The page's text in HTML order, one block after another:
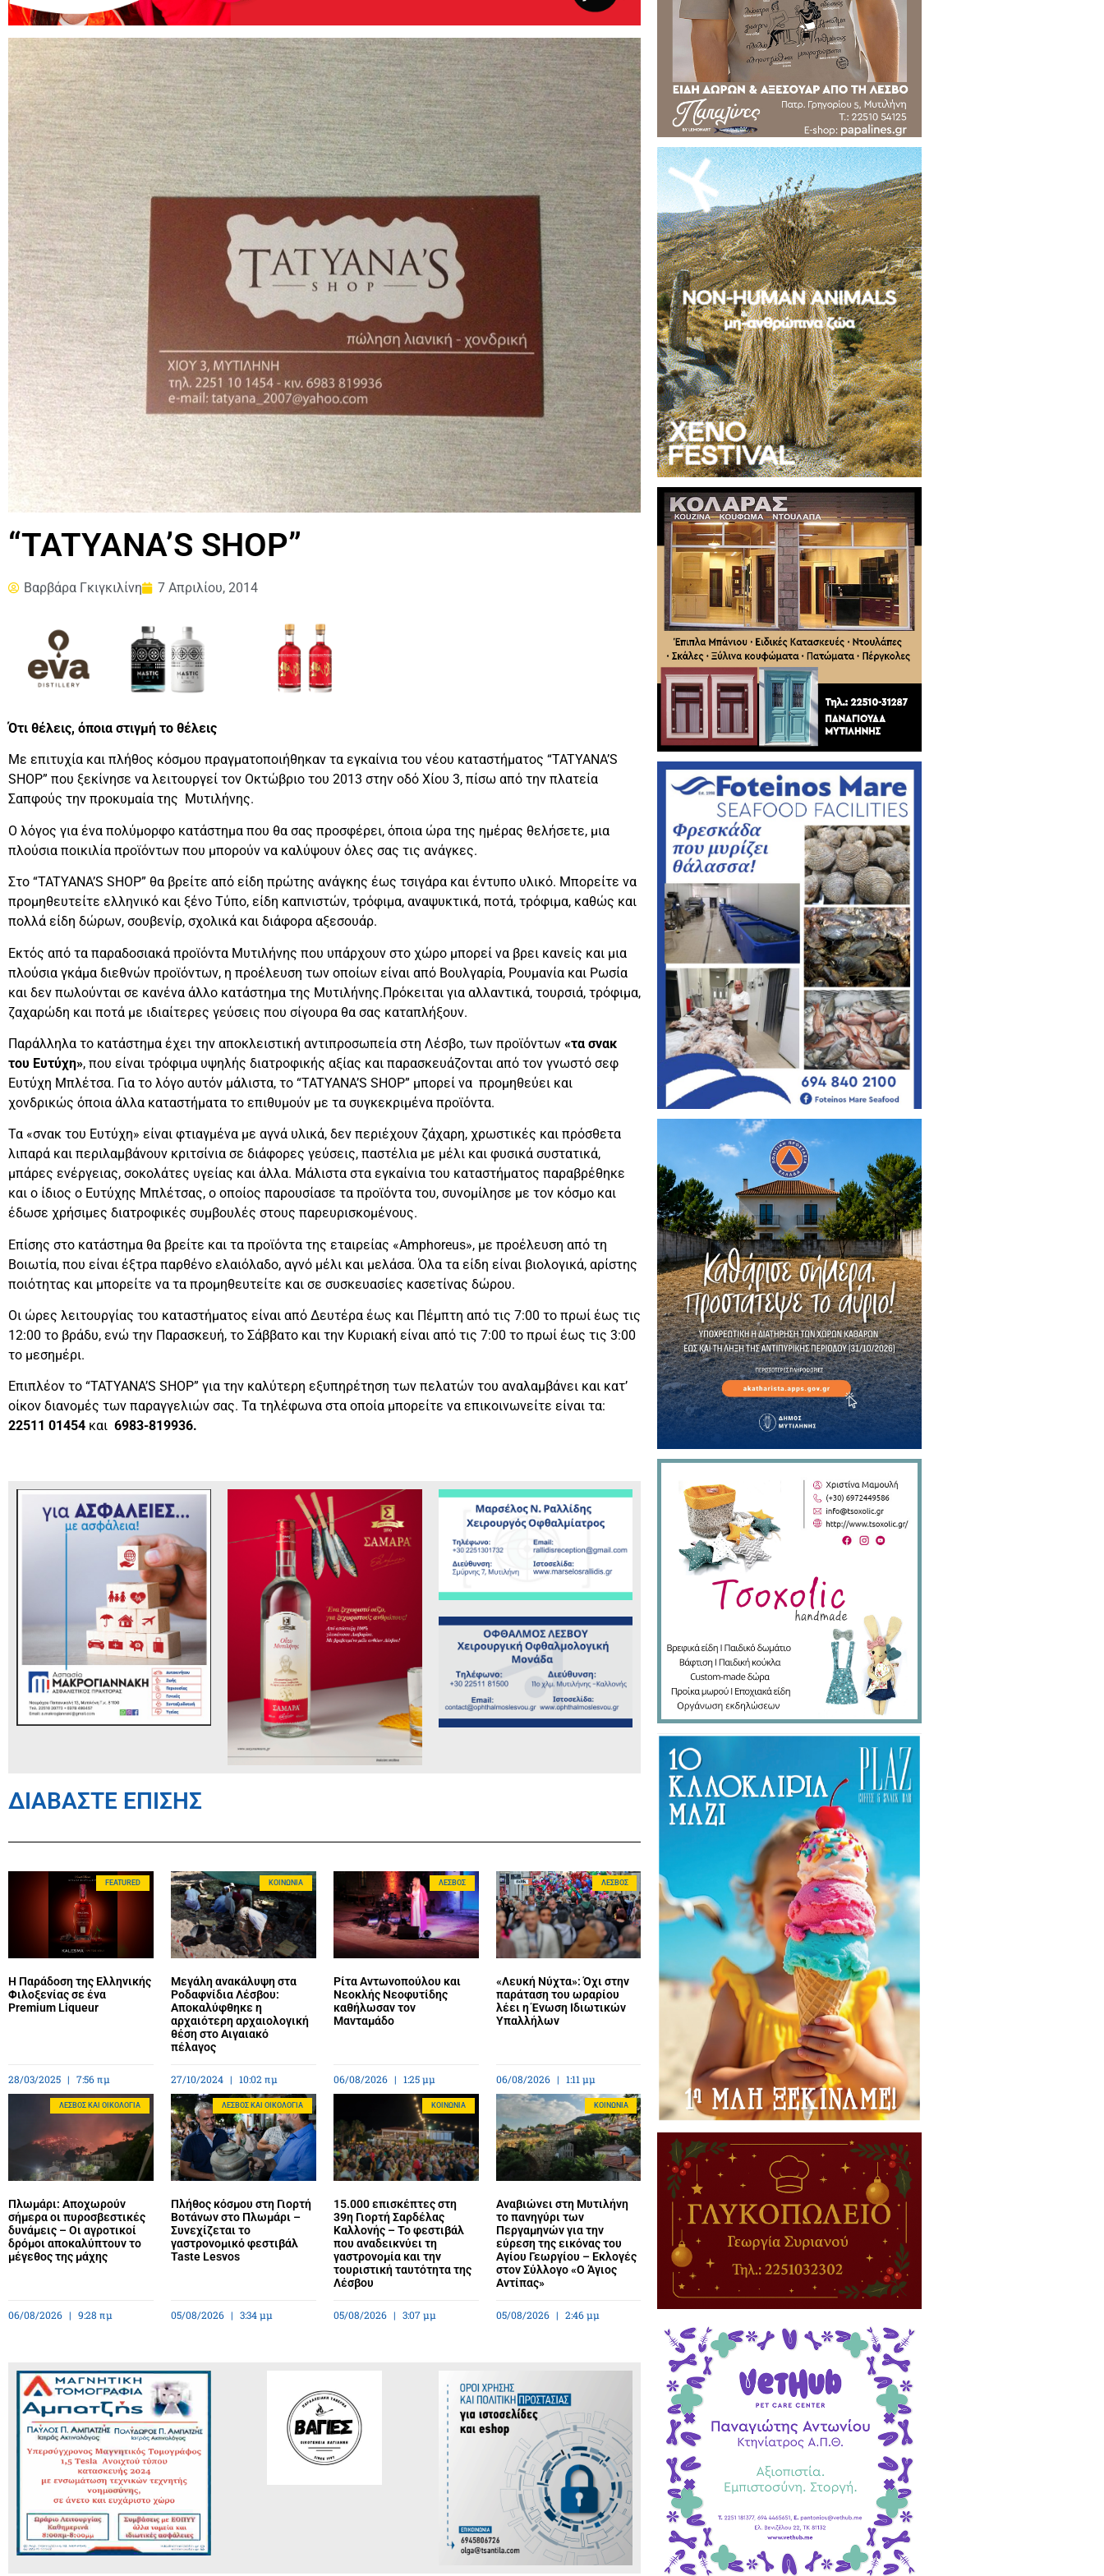
“TATYANA’S SHOP”
Βαρβάρα Γκιγκιλίνη 7 Απριλίου, 2014
Ότι θέλεις, όποια στιγμή το θέλεις
Με επιτυχία και πλήθος κόσμου πραγματοποιήθηκαν τα εγκαίνια του νέου καταστήματος “TATYANA’S
SHOP” που ξεκίνησε να λειτουργεί τον Οκτώβριο του 2013 στην οδό Χίου 3, πίσω από την πλατεία
Σαπφούς την προκυμαία της Μυτιλήνης.
Ο λόγος για ένα πολύμορφο κατάστημα που θα σας προσφέρει, όποια ώρα της ημέρας θελήσετε, μια
πλούσια ποικιλία προϊόντων που μπορούν να καλύψουν όλες σας τις ανάγκες.
Στο “TATYANA’S SHOP” θα βρείτε από είδη πρώτης ανάγκης έως τσιγάρα και έντυπο υλικό. Μπορείτε να
προμηθευτείτε ελληνικό και ξένο Tύπο, είδη καπνιστών, τρόφιμα, αναψυκτικά, ποτά, τρόφιμα, καθώς και
πολλά είδη δώρων, σουβενίρ, σχολικά και διάφορα αξεσουάρ.
Εκτός από τα παραδοσιακά προϊόντα Μυτιλήνης που υπάρχουν στο χώρο μπορεί να βρει κανείς και μια
πλούσια γκάμα διεθνών προϊόντων, η προέλευση των οποίων είναι από Βουλγαρία, Ρουμανία και Ρωσία
και δεν πωλούνται σε κανένα άλλο κατάστημα της Μυτιλήνης.Πρόκειται για αλλαντικά, τουρσιά, τρόφιμα,
ζαχαρώδη και ποτά με ιδιαίτερες γεύσεις που σίγουρα θα σας καταπλήξουν.
Παράλληλα το κατάστημα έχει την αποκλειστική αντιπροσωπεία στη Λέσβο, των προϊόντων «τα σνακ
του Ευτύχη», που είναι τρόφιμα υψηλής διατροφικής αξίας και παρασκευάζονται από τον γνωστό σεφ
Ευτύχη Μπλέτσα. Για το λόγο αυτόν μάλιστα, το “TATYANA’S SHOP” μπορεί να προμηθεύει και
χονδρικώς όποια άλλα καταστήματα το επιθυμούν με τα συγκεκριμένα προϊόντα.
Τα «σνακ του Ευτύχη» είναι φτιαγμένα με αγνά υλικά, δεν περιέχουν ζάχαρη, χρωστικές και πρόσθετα
λιπαρά και περιλαμβάνουν κριτσίνια σε διάφορες γεύσεις, παστέλια με μέλι και φυσικά συστατικά,
μπάρες ενέργειας, σοκολάτες υγείας και άλλα. Μάλιστα στα εγκαίνια του καταστήματος παραβρέθηκε
και ο ίδιος ο Ευτύχης Μπλέτσας, ο οποίος παρουσίασε τα προϊόντα του, συνομίλησε με τον κόσμο και
έδωσε χρήσιμες διατροφικές συμβουλές στους παρευρισκομένους.
Επίσης στο κατάστημα θα βρείτε και τα προϊόντα της εταιρείας «Αmphoreus», με προέλευση από τη
Βοιωτία, που είναι έξτρα παρθένο ελαιόλαδο, αγνό μέλι και μελάσα. Όλα τα είδη είναι βιολογικά, αρίστης
ποιότητας και μπορείτε να τα προμηθευτείτε και σε συσκευασίες κασετίνας δώρου.
Οι ώρες λειτουργίας του καταστήματος είναι από Δευτέρα έως και Πέμπτη από τις 7:00 το πρωί έως τις
12:00 το βράδυ, ενώ την Παρασκευή, το Σάββατο και την Κυριακή είναι από τις 7:00 το πρωί έως τις 3:00
το μεσημέρι.
Επιπλέον το “TATYANA’S SHOP” για την καλύτερη εξυπηρέτηση των πελατών του αναλαμβάνει και κατ’
οίκον διανομές των παραγγελιών σας. Τα τηλέφωνα στα οποία μπορείτε να επικοινωνείτε είναι τα:
22511 01454 και 6983-819936.
ΔΙΑΒΑΣΤΕ ΕΠΙΣΗΣ
FEATURED
Η Παράδοση της Ελληνικής
Φιλοξενίας σε ένα
Premium Liqueur
28/03/2025 7:56 πμ
ΚΟΙΝΩΝΊΑ
Μεγάλη ανακάλυψη στα
Ροδαφνίδια Λέσβου:
Αποκαλύφθηκε η
αρχαιότερη αρχαιολογική
θέση στο Αιγαιακό
πέλαγος
27/10/2024 10:02 πμ
ΛΈΣΒΟΣ
Ρίτα Αντωνοπούλου και
Νεοκλής Νεοφυτίδης
καθήλωσαν τον
Μανταμάδο
06/08/2026 1:25 μμ
ΛΈΣΒΟΣ
«Λευκή Νύχτα»: Όχι στην
παράταση του ωραρίου
λέει η Ένωση Ιδιωτικών
Υπαλλήλων
06/08/2026 1:11 μμ
ΛΈΣΒΟΣ ΚΑΙ ΟΙΚΟΛΟΓΊΑ
Πλωμάρι: Αποχωρούν
σήμερα οι πυροσβεστικές
δυνάμεις – Οι αγροτικοί
δρόμοι αποκαλύπτουν το
μέγεθος της μάχης
06/08/2026 9:28 πμ
ΛΈΣΒΟΣ ΚΑΙ ΟΙΚΟΛΟΓΊΑ
Πλήθος κόσμου στη Γιορτή
Βοτάνων στο Πλωμάρι –
Συνεχίζεται το
γαστρονομικό φεστιβάλ
Taste Lesvos
05/08/2026 3:34 μμ
ΚΟΙΝΩΝΊΑ
15.000 επισκέπτες στη
39η Γιορτή Σαρδέλας
Καλλονής – Το φεστιβάλ
που αναδεικνύει τη
γαστρονομία και την
τουριστική ταυτότητα της
Λέσβου
05/08/2026 3:07 μμ
ΚΟΙΝΩΝΊΑ
Αναβιώνει στη Μυτιλήνη
το πανηγύρι των
Περγαμηνών για την
εύρεση της εικόνας του
Αγίου Γεωργίου – Εκλογές
στον Σύλλογο «Ο Άγιος
Αντίπας»
05/08/2026 2:46 μμ